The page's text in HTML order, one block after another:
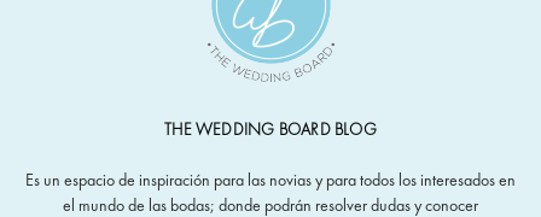
THE WEDDING BOARD BLOG
Es un espacio de inspiración para las novias y para todos los interesados en
el mundo de las bodas; donde podrán resolver dudas y conocer